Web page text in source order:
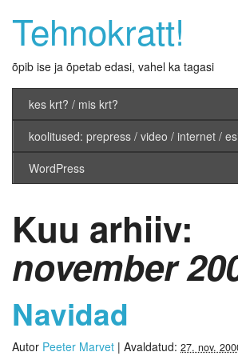
Tehnokratt!
õpib ise ja õpetab edasi, vahel ka tagasi
kes krt? / mis krt?
koolitused: prepress / video / internet /
WordPress
Kuu arhiiv:
november
Navidad
Autor Peeter Marvet | Avaldatud: 27. nov.